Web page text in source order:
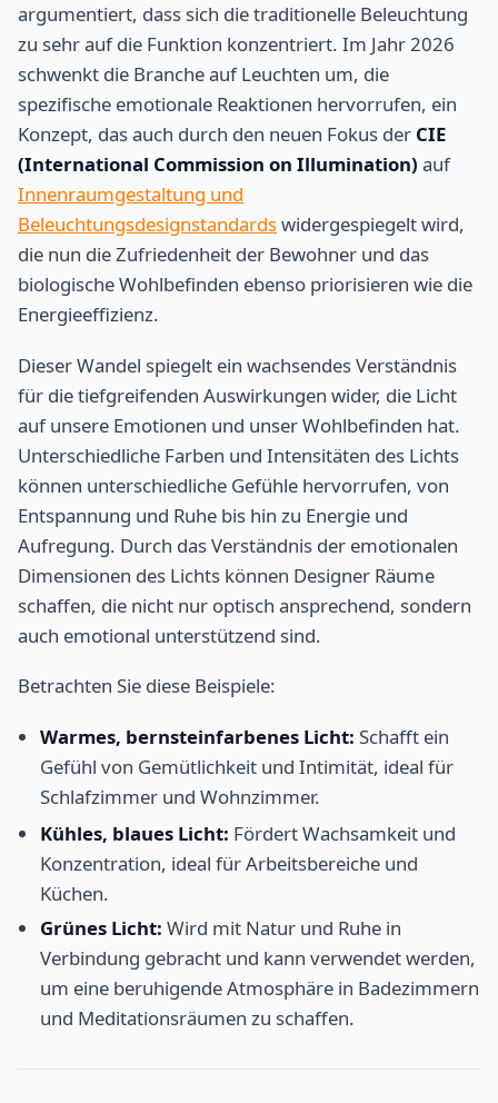
argumentiert, dass sich die traditionelle Beleuchtung
zu sehr auf die Funktion konzentriert. Im Jahr 2026
schwenkt die Branche auf Leuchten um, die
spezifische emotionale Reaktionen hervorrufen, ein
Konzept, das auch durch den neuen Fokus der CIE
(International Commission on Illumination) auf
Innenraumgestaltung und
Beleuchtungsdesignstandardswidergespiegelt wird,
die nun die Zufriedenheit der Bewohner und das
biologische Wohlbefinden ebenso priorisieren wie die
Energieeffizienz.
Dieser Wandel spiegelt ein wachsendes Verständnis
für die tiefgreifenden Auswirkungen wider, die Licht
auf unsere Emotionen und unser Wohlbefinden hat.
Unterschiedliche Farben und Intensitäten des Lichts
können unterschiedliche Gefühle hervorrufen, von
Entspannung und Ruhe bis hin zu Energie und
Aufregung. Durch das Verständnis der emotionalen
Dimensionen des Lichts können Designer Räume
schaffen, die nicht nur optisch ansprechend, sondern
auch emotional unterstützend sind.
Betrachten Sie diese Beispiele:
Warmes, bernsteinfarbenes Licht: Schafft ein
Gefühl von Gemütlichkeit und Intimität, ideal für
Schlafzimmer und Wohnzimmer.
Kühles, blaues Licht: Fördert Wachsamkeit und
Konzentration, ideal für Arbeitsbereiche und
Küchen.
Grünes Licht: Wird mit Natur und Ruhe in
Verbindung gebracht und kann verwendet werden,
um eine beruhigende Atmosphäre in Badezimmern
und Meditationsräumen zu schaffen.